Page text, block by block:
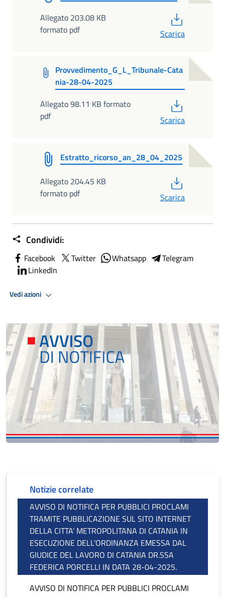
Allegato 203.08 KB
formato pdf
Scarica
Provvedimento_G_L_Tribunale-Cata
nia-28-04-2025
Allegato 98.11 KB formato
pdf
Scarica
Estratto_ricorso_an_28_04_2025
Allegato 204.45 KB
formato pdf
Scarica
Condividi:
Facebook Twitter Whatsapp
Telegram
LinkedIn
Vedi azioni
Notizie correlate
AVVISO DI NOTIFICA PER PUBBLICI PROCLAMI
TRAMITE PUBBLICAZIONE SUL SITO INTERNET
DELLA CITTA’ METROPOLITANA DI CATANIA IN
ESECUZIONE DELL’ORDINANZA EMESSA DAL
GIUDICE DEL LAVORO DI CATANIA DR.SSA
FEDERICA PORCELLI IN DATA 28-04-2025.
AVVISO DI NOTIFICA PER PUBBLICI PROCLAMI